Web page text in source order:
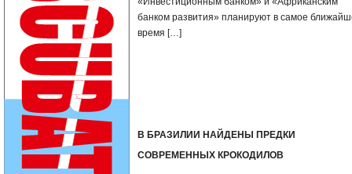
банком развития» планируют в самое
время […]
В БРАЗИЛИИ НАЙДЕНЫ ПРЕДКИ
СОВРЕМЕННЫХ КРОКОДИЛОВ